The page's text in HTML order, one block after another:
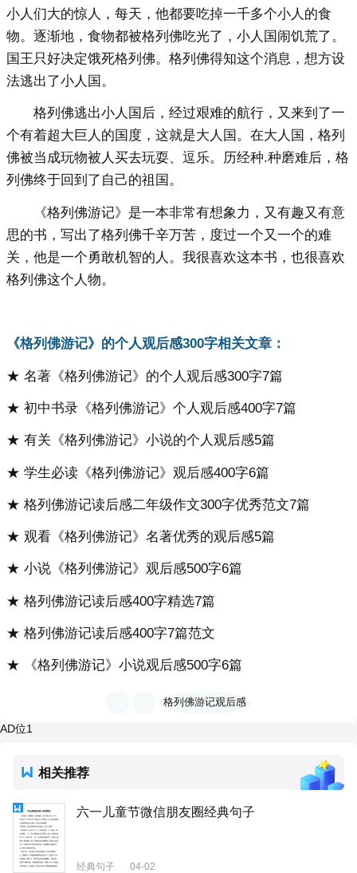
小人们大的惊人，每天，他都要吃掉一千多个小人的食
物。逐渐地，食物都被格列佛吃光了，小人国闹饥荒了。
国王只好决定饿死格列佛。格列佛得知这个消息，想方设
法逃出了小人国。
格列佛逃出小人国后，经过艰难的航行，又来到了一
个有着超大巨人的国度，这就是大人国。在大人国，格列
佛被当成玩物被人买去玩耍、逗乐。历经种.种磨难后，格
列佛终于回到了自己的祖国。
《格列佛游记》是一本非常有想象力，又有趣又有意
思的书，写出了格列佛千辛万苦，度过一个又一个的难
关，他是一个勇敢机智的人。我很喜欢这本书，也很喜欢
格列佛这个人物。
《格列佛游记》的个人观后感300字相关文章：
★ 名著《格列佛游记》的个人观后感300字7篇
★ 初中书录《格列佛游记》个人观后感400字7篇
★ 有关《格列佛游记》小说的个人观后感5篇
★ 学生必读《格列佛游记》观后感400字6篇
★ 格列佛游记读后感二年级作文300字优秀范文7篇
★ 观看《格列佛游记》名著优秀的观后感5篇
★ 小说《格列佛游记》观后感500字6篇
★ 格列佛游记读后感400字精选7篇
★ 格列佛游记读后感400字7篇范文
★ 《格列佛游记》小说观后感500字6篇
格列佛游记观后感
AD位1
相关推荐
六一儿童节微信朋友圈经典句子
经典句子 04-02